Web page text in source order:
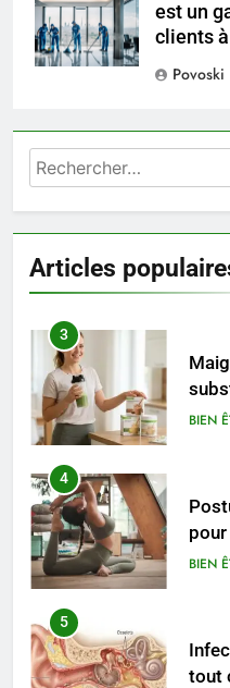
est un
clients
Povoski
Rechercher :
Articles
1
Les
MODE
2
3
BIEN
4
BIEN
5
tout